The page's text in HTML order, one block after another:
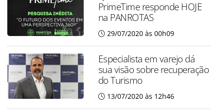
PrimeTime responde HOJE
na PANROTAS
29/07/2020 às 00h09
Especialista em varejo dá
sua visão sobre recuperação
do Turismo
13/07/2020 às 12h46